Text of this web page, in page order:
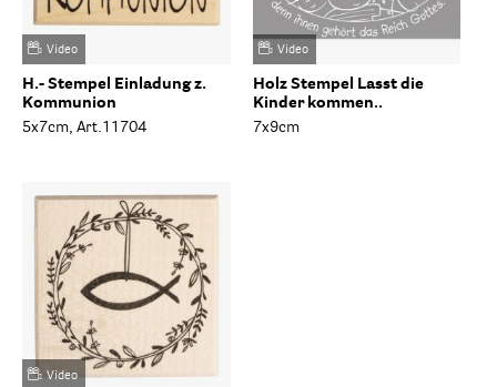
Video
H.- Stempel Einladung z.
Kommunion
5x7cm, Art.11704
Video
Holz Stempel Lasst die
Kinder kommen..
7x9cm
Video